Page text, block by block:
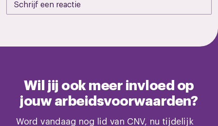
Wil jij ook meer invloed op
jouw arbeidsvoorwaarden?
Word vandaag nog lid van CNV, nu tijdelijk